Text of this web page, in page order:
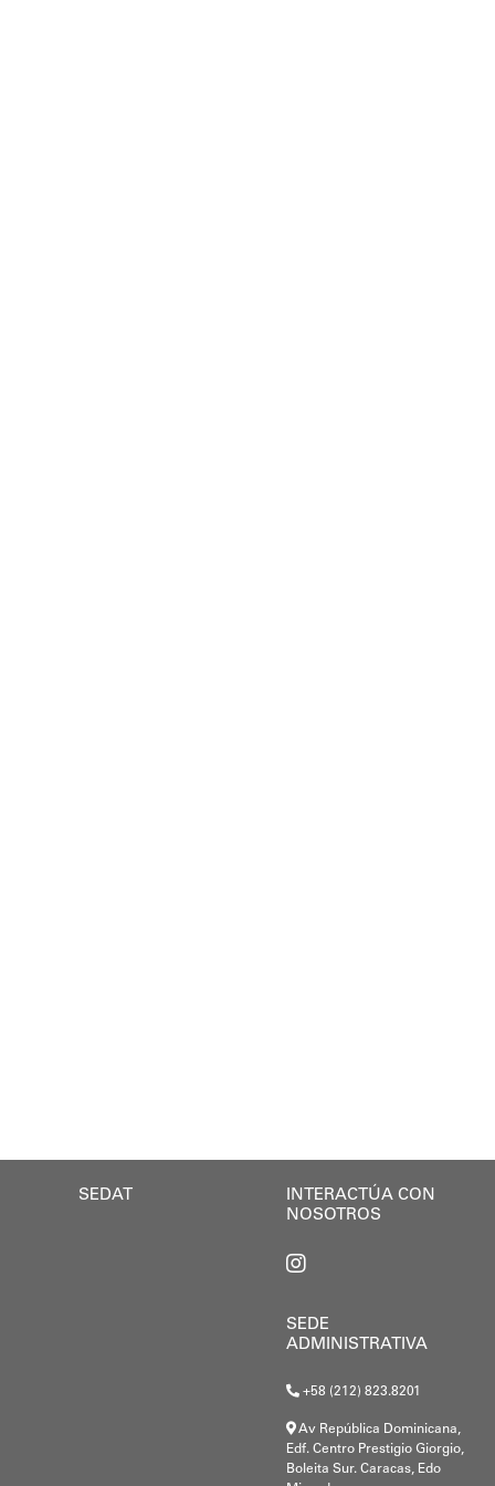
SEDAT
INTERACTÚA CON
NOSOTROS
SEDE
ADMINISTRATIVA
+58 (212) 823.8201
Av República Dominicana,
Edf. Centro Prestigio Giorgio,
Boleita Sur. Caracas, Edo